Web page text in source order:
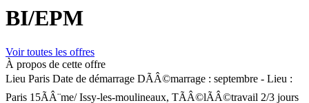
BI/EPM
Voir toutes les offres
À propos de cette offre
Lieu Paris Date de démarrage DÃÂ©marrage : septembre - Lieu :
Paris 15ÃÂ¨me/ Issy-les-moulineaux, TÃÂ©lÃÂ©travail 2/3 jours